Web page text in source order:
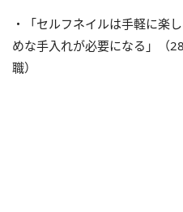
・「セルフネイルは手軽に楽
めな手入れが必要になる」（
職）